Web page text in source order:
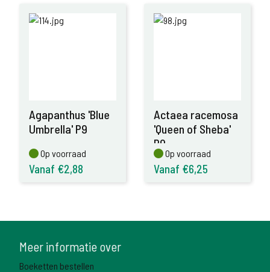
Agapanthus 'Blue
Umbrella' P9
Op voorraad
Op voorraad
Vanaf €2,88
Actaea racemosa
'Queen of Sheba'
P9
Op voorraad
Op voorraad
Vanaf €6,25
Meer informatie over
Boeketten bestellen